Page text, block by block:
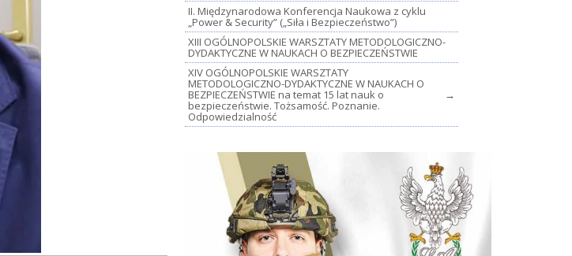
II. Międzynarodowa Konferencja Naukowa z cyklu
„Power & Security” („Siła i Bezpieczeństwo”)
XIII OGÓLNOPOLSKIE WARSZTATY METODOLOGICZNO-
DYDAKTYCZNE W NAUKACH O BEZPIECZEŃSTWIE
XIV OGÓLNOPOLSKIE WARSZTATY
METODOLOGICZNO-DYDAKTYCZNE W NAUKACH O
BEZPIECZEŃSTWIE na temat 15 lat nauk o
bezpieczeństwie. Tożsamość. Poznanie.
Odpowiedzialność
→